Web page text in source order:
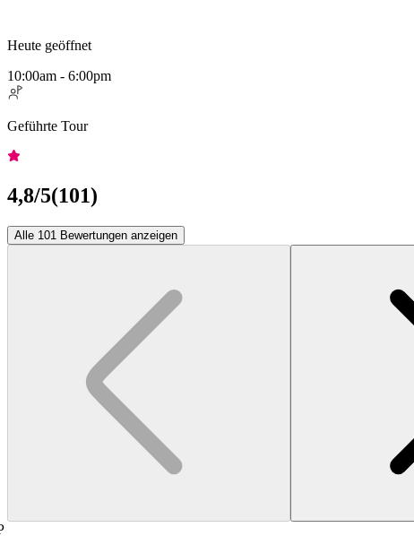
Heute geöffnet
10:00am - 6:00pm
Geführte Tour
4,8/5(101)
Alle 101 Bewertungen anzeigen